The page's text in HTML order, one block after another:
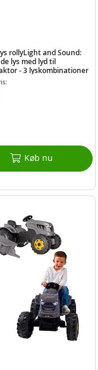
rollyLight and Sound:
lys med lyd til
- 3 lyskombinationer
Køb nu